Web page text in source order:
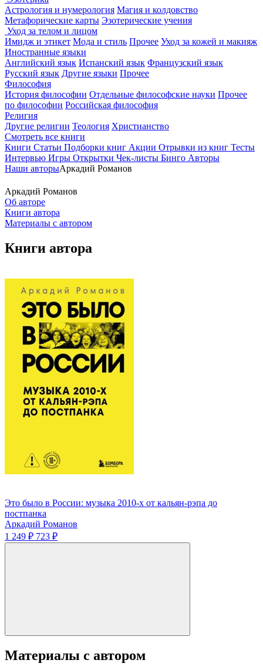
Астрология и нумерология Магия и колдовство
Метафорические карты Эзотерические учения
Уход за телом и лицом
Имидж и этикет Мода и стиль Прочее Уход за кожей и макияж
Иностранные языки
Английский язык Испанский язык Французский язык
Русский язык Другие языки Прочее
Философия
История философии Отдельные философские науки Прочее
по философии Российская философия
Религия
Другие религии Теология Христианство
Смотреть все книги
Книги Статьи Подборки книг Акции Отрывки из книг Тесты
Интервью Игры Открытки Чек-листы Бинго Авторы
Наши авторыАркадий Романов
Аркадий Романов
Об авторе
Книги автора
Материалы с автором
Книги автора
Это было в России: музыка 2010-х от кальян-рэпа до
постпанка
Аркадий Романов
1 249 ₽ 723 ₽
Материалы с автором